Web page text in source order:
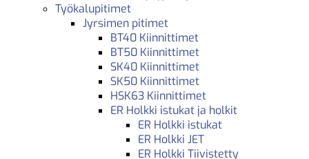
Työkalupitimet
Jyrsimen pitimet
BT40 Kiinnittimet
BT50 Kiinnittimet
SK40 Kiinnittimet
SK50 Kiinnittimet
HSK63 Kiinnittimet
ER Holkki istukat ja holkit
ER Holkki istukat
ER Holkki JET
ER Holkki Tiivistetty